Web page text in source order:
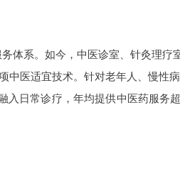
体系。如今，中医诊室、针灸理疗
医适宜技术。针对老年人、慢性
日常诊疗，年均提供中医药服务